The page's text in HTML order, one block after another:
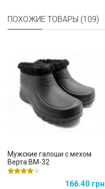
ПОХОЖИЕ ТОВАРЫ (109)
Мужские галоши с мехом
Верта ВМ-32
166.40 грн